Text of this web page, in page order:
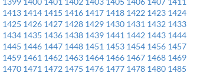
1413 1414 1415 1416 1417 1418 1422 1423 1424
1425 1426 1427 1428 1429 1430 1431 1432 1433
1434 1435 1436 1438 1439 1441 1442 1443 1444
1445 1446 1447 1448 1451 1453 1454 1456 1457
1459 1461 1462 1463 1464 1466 1467 1468 1469
1470 1471 1472 1475 1476 1477 1478 1480 1485